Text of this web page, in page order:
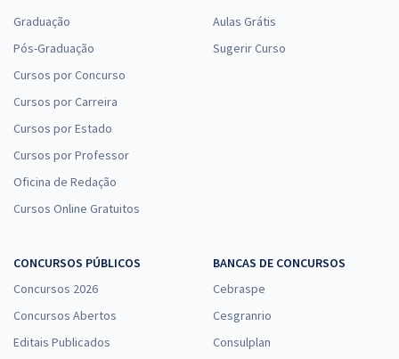
Graduação
Pós-Graduação
Cursos por Concurso
Cursos por Carreira
Cursos por Estado
Cursos por Professor
Oficina de Redação
Cursos Online Gratuitos
Aulas Grátis
Sugerir Curso
CONCURSOS PÚBLICOS
Concursos 2026
Concursos Abertos
Editais Publicados
BANCAS DE CONCURSOS
Cebraspe
Cesgranrio
Consulplan